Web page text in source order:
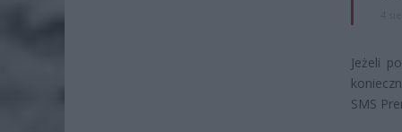
Jeżeli
SMS